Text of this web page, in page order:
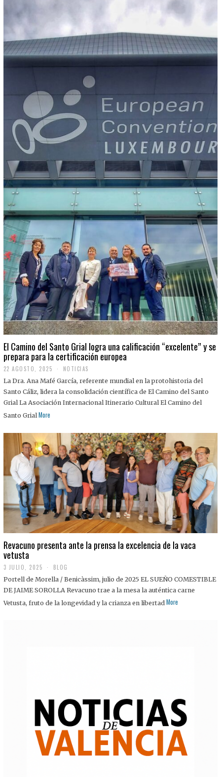
El Camino del Santo Grial logra una calificación “excelente” y se
prepara para la certificación europea
22 AGOSTO, 2025
2
A
G
O
S
2
5
NOTICIAS
La Dra. Ana Mafé García, referente mundial en la protohistoria del
Santo Cáliz, lidera la consolidación científica de El Camino del Santo
Grial La Asociación Internacional Itinerario Cultural El Camino del
Santo Grial More
Revacuno presenta ante la prensa la excelencia de la vaca
vetusta
3 JULIO, 2025
J
U
I
BLOG
Portell de Morella / Benicàssim, julio de 2025 EL SUEÑO COMESTIBLE
DE JAIME SOROLLA Revacuno trae a la mesa la auténtica carne
Vetusta, fruto de la longevidad y la crianza en libertad More